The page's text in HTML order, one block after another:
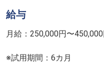
給与
月給：250,000円〜450,000
※試用期間：6カ月